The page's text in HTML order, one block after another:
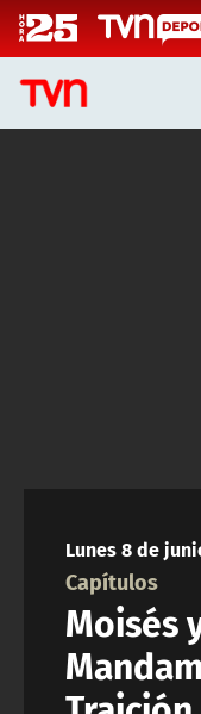
Click acá para ir
ACTUALIDAD Y
CORPORATIVO Y
Lunes 8 de
Capítulos
Moisés